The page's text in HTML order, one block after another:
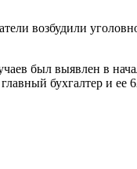
возбудили
был выявлен в
бухгалтер и ее